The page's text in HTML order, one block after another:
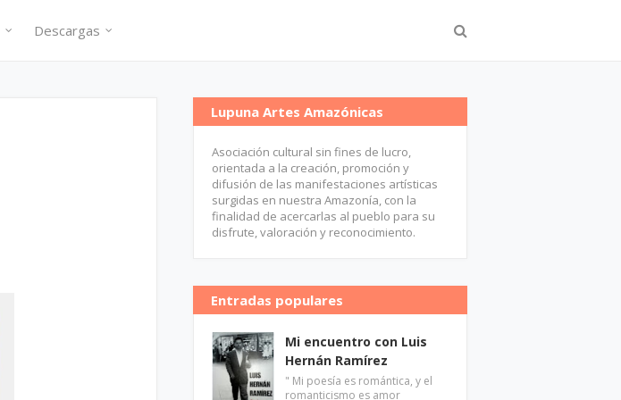
Descargas
Lupuna Artes Amazónicas
Asociación cultural sin fines de lucro,
orientada a la creación, promoción y
difusión de las manifestaciones artísticas
surgidas en nuestra Amazonía, con la
finalidad de acercarlas al pueblo para su
disfrute, valoración y reconocimiento.
Entradas populares
Mi encuentro con Luis
Hernán Ramírez
" Mi poesía es romántica, y el
romanticismo es amor